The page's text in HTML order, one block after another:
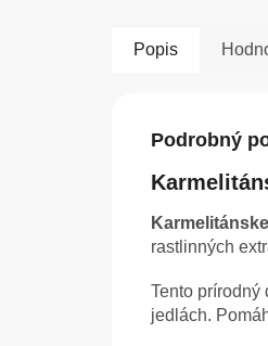
Popis
Podrobný
rastlinných
Tento prírodný
jedlách.